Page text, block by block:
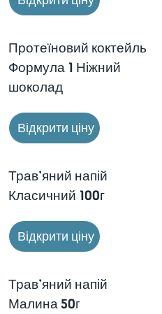
Протеїновий коктейль
Формула 1 Ніжний
шоколад
Відкрити ціну
Трав’яний напій
Класичний 100г
Відкрити ціну
Трав’яний напій
Малина 50г